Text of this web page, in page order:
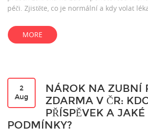
péči. Zjistěte, co je normální a kdy volat
MORE
2
Aug
NÁROK NA ZUBNÍ
ZDARMA V ČR:
PŘÍSPĚVEK A
PODMÍNKY?